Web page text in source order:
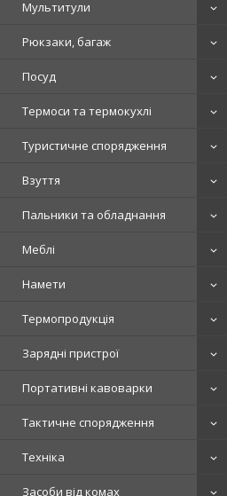
Мультитули
Рюкзаки, багаж
Посуд
Термоси та термокухлі
Туристичне спорядження
Взуття
Пальники та обладнання
Меблі
Намети
Термопродукція
Зарядні пристрої
Портативні кавоварки
Тактичне спорядження
Техніка
Засоби від комах